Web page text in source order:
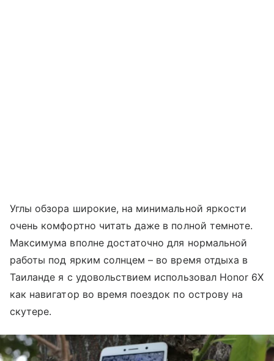
Углы обзора широкие, на минимальной яркости
очень комфортно читать даже в полной темноте.
Максимума вполне достаточно для нормальной
работы под ярким солнцем – во время отдыха в
Таиланде я с удовольствием использовал Honor 6X
как навигатор во время поездок по острову на
скутере.